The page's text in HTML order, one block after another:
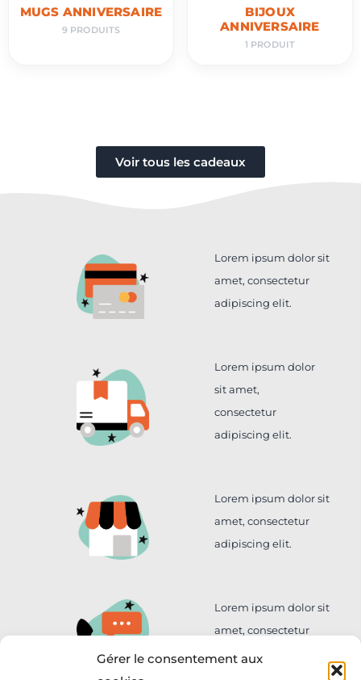
Gérer le consentement aux
MUGS ANNIVERSAIRE
9 PRODUITS
BIJOUX
ANNIVERSAIRE
1 PRODUIT
Voir tous les cadeaux
Lorem ipsum dolor sit
amet, consectetur
adipiscing elit.
Lorem ipsum dolor
sit amet,
consectetur
adipiscing elit.
Lorem ipsum dolor sit
amet, consectetur
adipiscing elit.
Lorem ipsum dolor sit
amet, consectetur
adipiscing elit.